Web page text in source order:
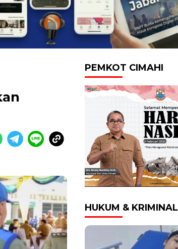
PEMKOT CIMAHI
HUKUM & KRIMINAL